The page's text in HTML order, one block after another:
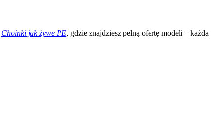
Choinki jak żywe PE, gdzie znajdziesz pełną ofertę modeli –